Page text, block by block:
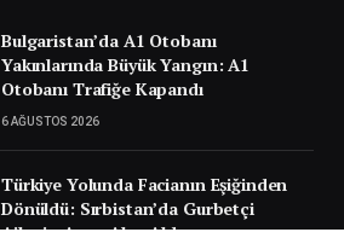
Bulgaristan’da A1 Otobanı
Yakınlarında Büyük Yangın: A1
Otobanı Trafiğe Kapandı
6 AĞUSTOS 2026
Türkiye Yolunda Facianın Eşiğinden
Dönüldü: Sırbistan’da Gurbetçi
Ailenin Aracı Alev Aldı